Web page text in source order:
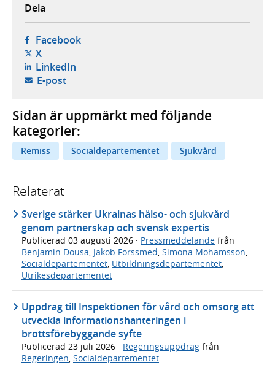
Dela
Facebook- öppnas i ny flik, extern webbplats,
X- öppnas i ny flik, extern webbplats,
LinkedIn- öppnas i ny flik, extern webbplats,
E-post- öppnar din e-postklient,
Sidan är uppmärkt med följande
kategorier:
Remiss Socialdepartementet Sjukvård
Relaterat
Sverige stärker Ukrainas hälso- och sjukvård
genom partnerskap och svensk expertis
Publicerad 03 augusti 2026 · Pressmeddelande från
Benjamin Dousa Jakob Forssmed Simona Mohamsson
Socialdepartementet Utbildningsdepartementet
Utrikesdepartementet
Uppdrag till Inspektionen för vård och omsorg att
utveckla informationshanteringen i
brottsförebyggande syfte
Publicerad 23 juli 2026 · Regeringsuppdrag från
Regeringen, Socialdepartementet